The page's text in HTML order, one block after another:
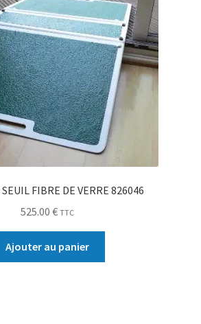
FIBRE DE VERRE 826046
525.00 € TTC
Ajouter au panier